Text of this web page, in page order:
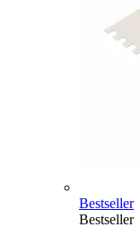
Bestseller
Bestseller